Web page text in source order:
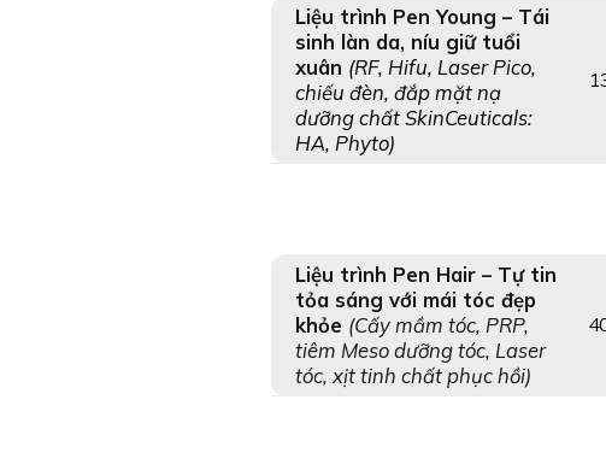
Liệu trình Pen Young – Tái
sinh làn da, níu giữ tuổi
xuân (RF, Hifu, Laser Pico,
chiếu đèn, đắp mặt nạ
dưỡng chất SkinCeuticals:
HA, Phyto)
Liệu trình Pen Hair – Tự tin
tỏa sáng với mái tóc đẹp
khỏe (Cấy mầm tóc, PRP,
tiêm Meso dưỡng tóc, Laser
tóc, xịt tinh chất phục hồi)